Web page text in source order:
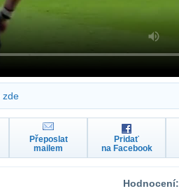
zde
Přeposlat
mailem
Pridať
na Facebook
Hodnocení: